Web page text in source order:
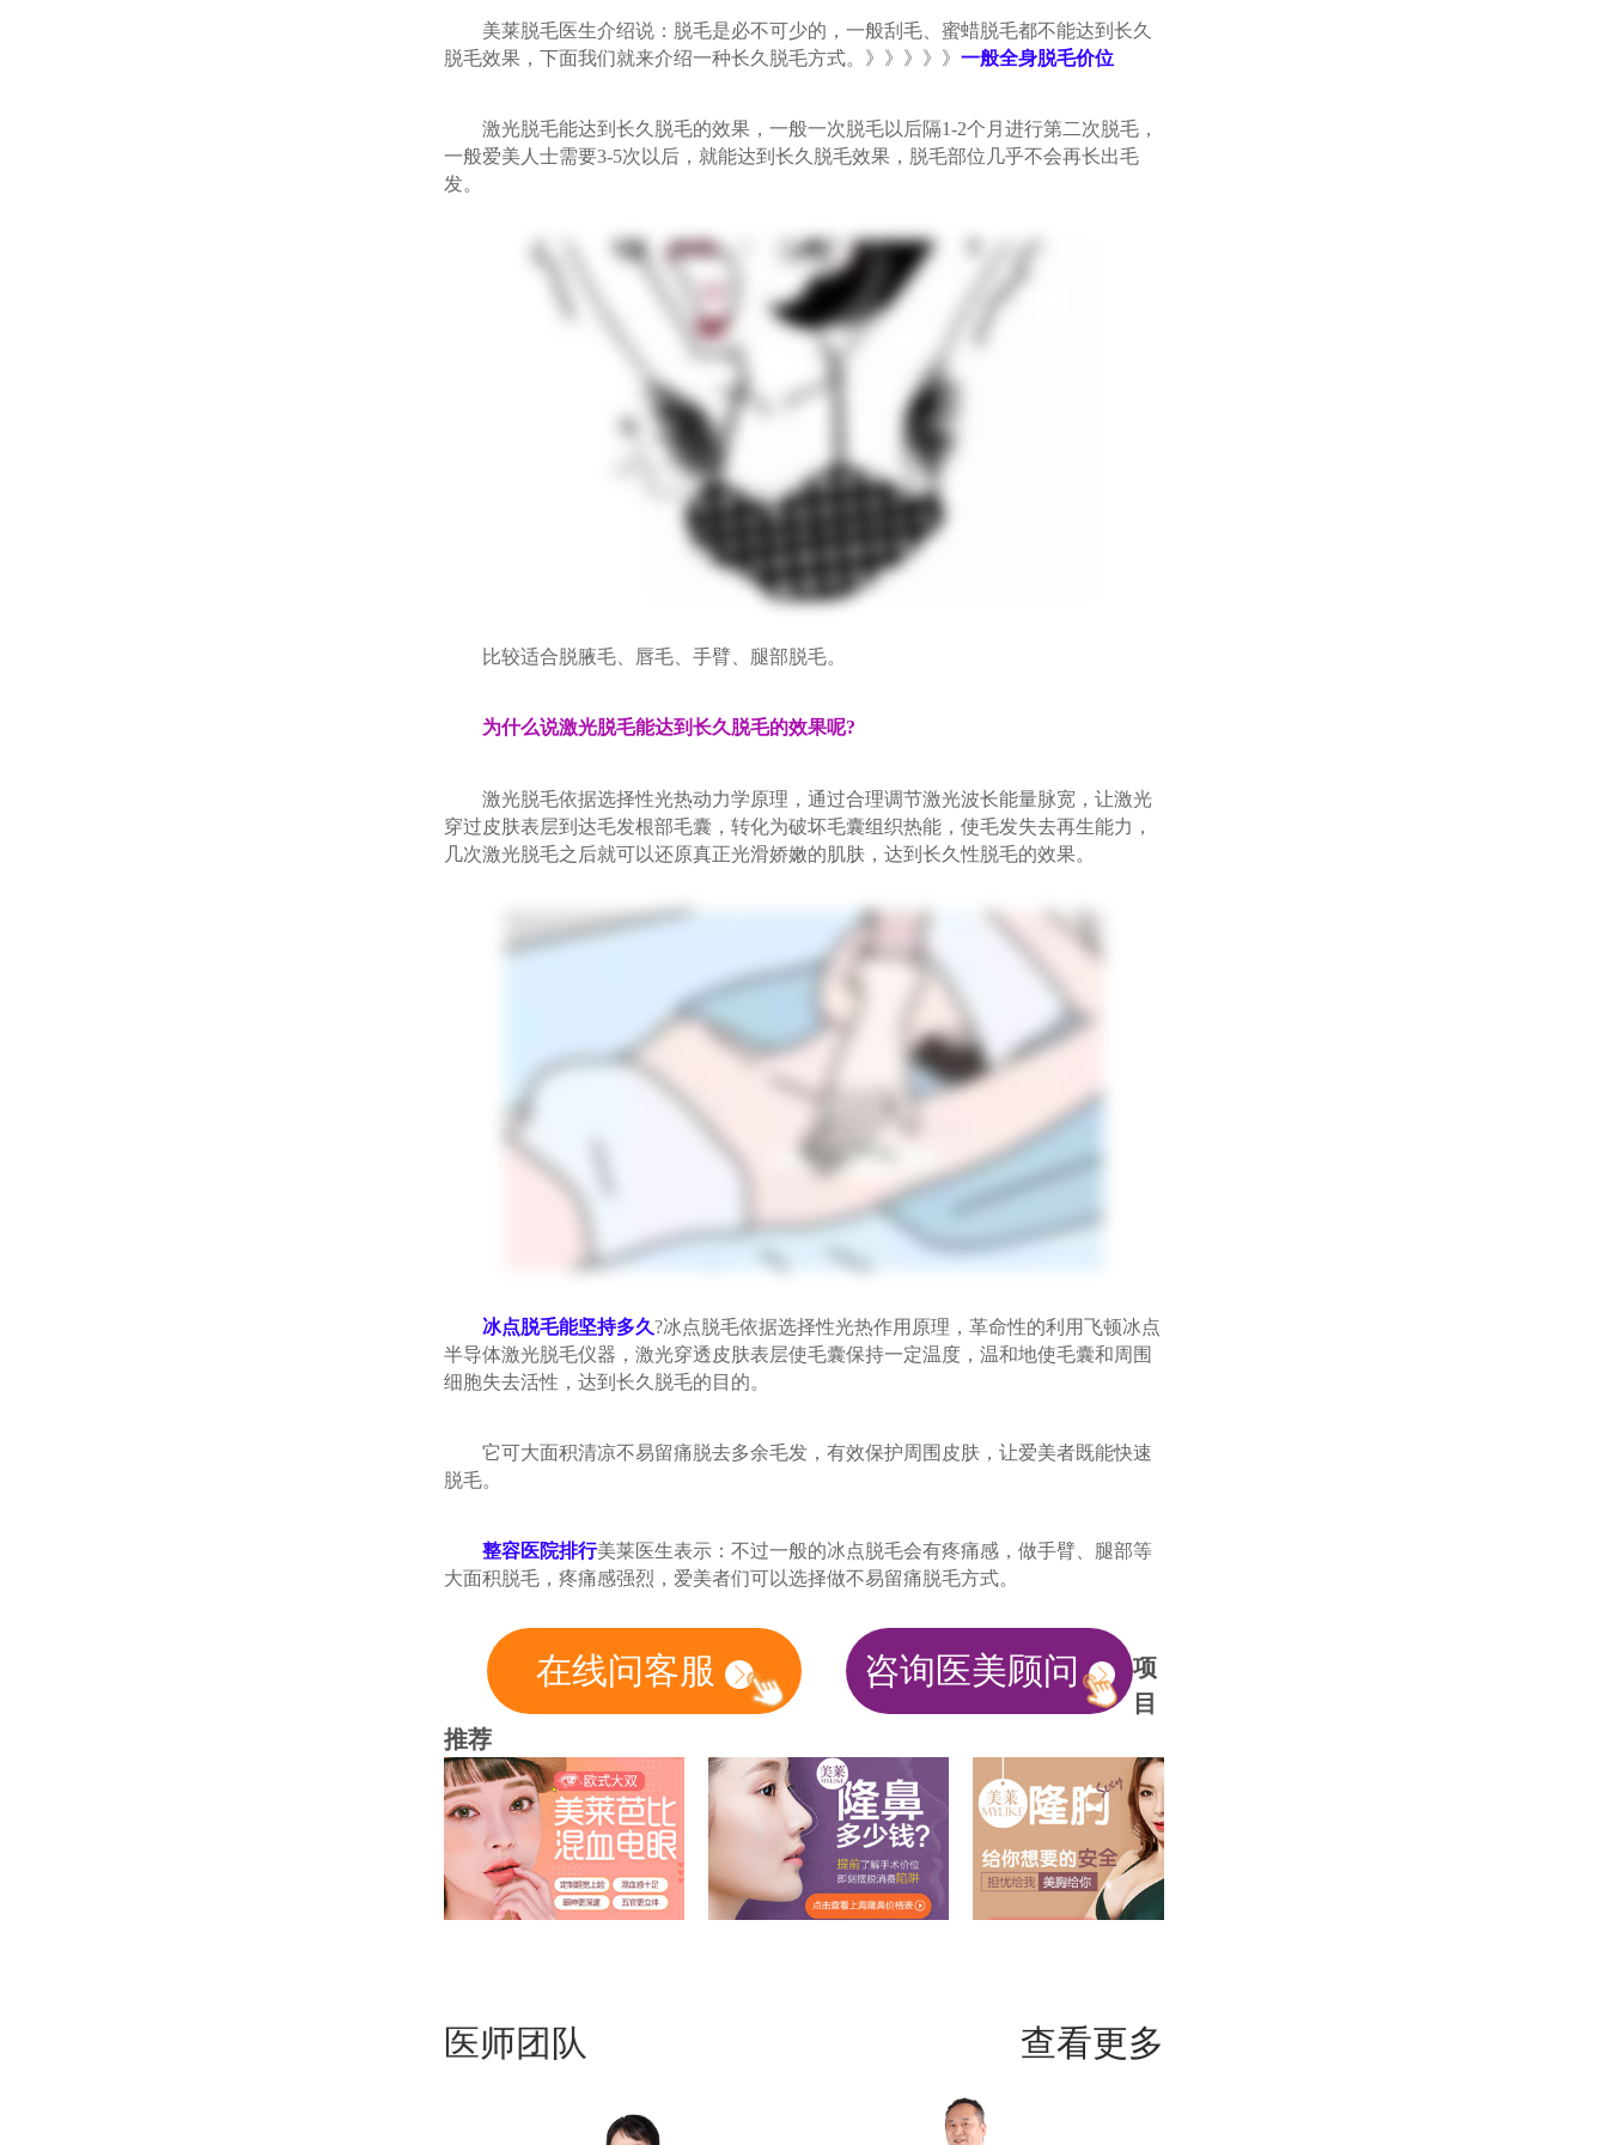
美莱脱毛医生介绍说：脱毛是必不可少的，一般刮毛、蜜蜡脱毛都不能达到长久
脱毛效果，下面我们就来介绍一种长久脱毛方式。》》》》》一般全身脱毛价位
激光脱毛能达到长久脱毛的效果，一般一次脱毛以后隔1-2个月进行第二次脱毛，
一般爱美人士需要3-5次以后，就能达到长久脱毛效果，脱毛部位几乎不会再长出毛
发。
比较适合脱腋毛、唇毛、手臂、腿部脱毛。
为什么说激光脱毛能达到长久脱毛的效果呢?
激光脱毛依据选择性光热动力学原理，通过合理调节激光波长能量脉宽，让激光
穿过皮肤表层到达毛发根部毛囊，转化为破坏毛囊组织热能，使毛发失去再生能力，
几次激光脱毛之后就可以还原真正光滑娇嫩的肌肤，达到长久性脱毛的效果。
冰点脱毛能坚持多久?冰点脱毛依据选择性光热作用原理，革命性的利用飞顿冰点
半导体激光脱毛仪器，激光穿透皮肤表层使毛囊保持一定温度，温和地使毛囊和周围
细胞失去活性，达到长久脱毛的目的。
它可大面积清凉不易留痛脱去多余毛发，有效保护周围皮肤，让爱美者既能快速
脱毛。
整容医院排行美莱医生表示：不过一般的冰点脱毛会有疼痛感，做手臂、腿部等
大面积脱毛，疼痛感强烈，爱美者们可以选择做不易留痛脱毛方式。
在线问客服 咨询医美顾问
项
目
推荐
医师团队 查看更多